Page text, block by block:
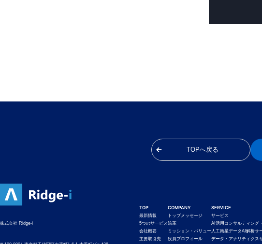
TOPへ戻る
株式会社 Ridge-i
TOP
最新情報
5つのサービス
会社概要
主要取引先
COMPANY
トップメッセージ
沿革
ミッション・バリュー
役員プロフィール
SERVICE
サービス
AI活用コンサルティング
人工衛星データAI解析サ
データ・アナリティクス